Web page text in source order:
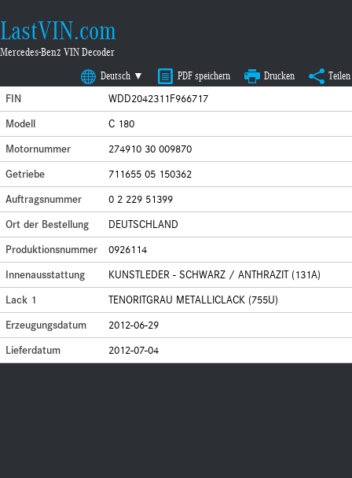
LastVIN.com
Mercedes-Benz VIN Decoder
Deutsch ▼ PDF speichern Drucken Teilen
FIN
WDD2042311F966717
Modell
C 180
Motornummer
274910 30 009870
Getriebe
711655 05 150362
Auftragsnummer
0 2 229 51399
Ort der Bestellung
DEUTSCHLAND
Produktionsnummer
0926114
Innenausstattung
KUNSTLEDER - SCHWARZ / ANTHRAZIT (131A)
Lack 1
TENORITGRAU METALLICLACK (755U)
Erzeugungsdatum
2012-06-29
Lieferdatum
2012-07-04